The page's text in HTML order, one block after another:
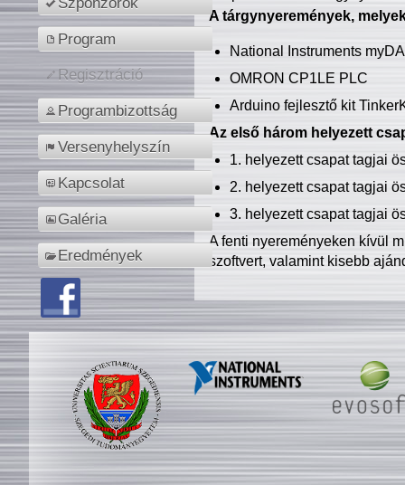
Program
Regisztráció
Programbizottság
Versenyhelyszín
Kapcsolat
Galéria
Eredmények
A tárgynyeremények,
National Instruments
OMRON CP1LE PLC
Arduino fejlesztő kit
Az első három helyezett
1. helyezett csapat tagjai
2. helyezett csapat tagjai
3. helyezett csapat tagjai
A fenti nyereményeken kívül
szoftvert, valamint kisebb